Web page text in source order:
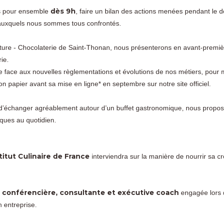
pour ensemble dès 9h , faire un bilan des actions menées pendant
nous sommes tous confrontés.
- Chocolaterie de Saint-Thonan, nous présenterons en avant-
aux nouvelles règlementations et évolutions de nos métiers, pour
papier avant sa mise en ligne* en septembre sur notre site officiel.
agréablement autour d’un buffet gastronomique, nous
au quotidien.
Culinaire de France interviendra sur la manière de nourrir sa
conférencière, consultante et exécutive coach engagée lors
entreprise.